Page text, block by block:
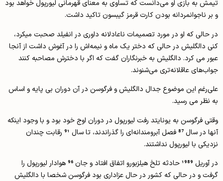
تیمش به بازی او می‌دانست که تساوی به معنای قهرمانی لیورپول خواهد بود
و بر ناجوانمردانه بودن کارت قرمز گیبسون تاکید داشت.
در حالی که او در مورد تصمیمات ناعادلانه‌ داوری در انفیلد صحبت میکرد،
کنی دالگلیش در حالی که دختر یک ماه و نیمه‌اش را در آغوش داشت از آنجا
عبور می کرد. دالگلیش به خبرنگاران گفت که اگر با دخترش مصاحبه کنند
جواب‌های عاقلانه‌تری می‌شنوند.
علی‌رغم این موضوع جدال دالگلیش و فرگوسن در آن دوران بی پایه و اساس
به نظر می رسید.
وقتی فرگوسن به یونایتد رفت لیورپول در دوران اوج خود بود و با وجود اینکه
آنها در سال 87 فصل آبرومندانه‌ای را گذراندند، تا سال 91 رقابت چندان
نزدیکی با لیورپول نداشتند.
در آوریل 1989 حادثه تلخ هیلزبورو اتفاق افتاد و جان 96 هوادار لیورپول را
گرفت و در حالی که کشور در حال عزاداری بود فرگوسن شخصا با دالگلیش